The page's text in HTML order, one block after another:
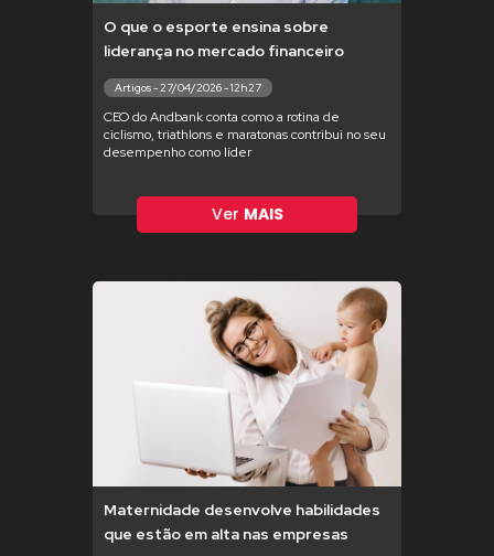
O que o esporte ensina sobre
liderança no mercado financeiro
Artigos - 27/04/2026 - 12h27
CEO do Andbank conta como a rotina de
ciclismo, triathlons e maratonas contribui no seu
desempenho como líder
Ver MAIS
Maternidade desenvolve habilidades
que estão em alta nas empresas